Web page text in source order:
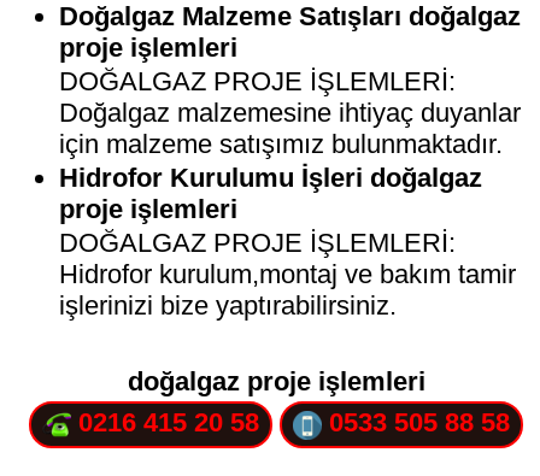
Doğalgaz Malzeme Satışları doğalgaz
proje işlemleri
DOĞALGAZ PROJE İŞLEMLERİ:
Doğalgaz malzemesine ihtiyaç duyanlar
için malzeme satışımız bulunmaktadır.
Hidrofor Kurulumu İşleri doğalgaz
proje işlemleri
DOĞALGAZ PROJE İŞLEMLERİ:
Hidrofor kurulum,montaj ve bakım tamir
işlerinizi bize yaptırabilirsiniz.
doğalgaz proje işlemleri
0216 415 20 58
0533 505 88 58